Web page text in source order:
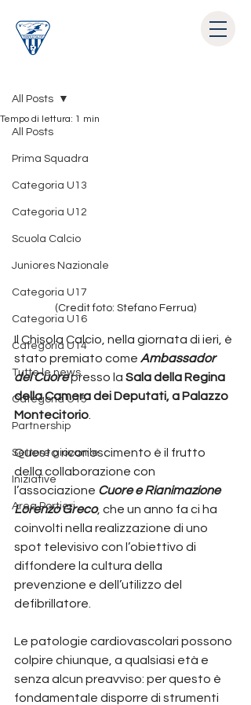
All Posts
Prima Squadra
Categoria U13
Categoria U12
Scuola Calcio
Juniores Nazionale
Categoria U17
Categoria U16
Categoria U14
Tutte le news
Categoria U15
Partnership
Settore giovanile
Iniziative
Area Portieri
All Posts
Tempo di lettura: 1 min
(Credit foto: Stefano Ferrua)
Il Chisola Calcio, nella giornata di ieri, è
stato premiato come Ambassador
del Cuore presso la Sala della Regina
della Camera dei Deputati, a Palazzo
Montecitorio
Questo riconoscimento è il frutto
della collaborazione con
l’associazione Cuore e Rianimazione
Lorenzo Greco, che un anno fa ci ha
coinvolti nella realizzazione di uno
spot televisivo con l’obiettivo di
diffondere la cultura della
prevenzione e dell’utilizzo del
defibrillatore.
Le patologie cardiovascolari possono
colpire chiunque, a qualsiasi età e
senza alcun preavviso: per questo è
fondamentale disporre di strumenti